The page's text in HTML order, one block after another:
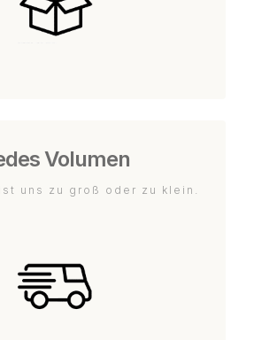
Volumen
uns zu groß oder zu klein.